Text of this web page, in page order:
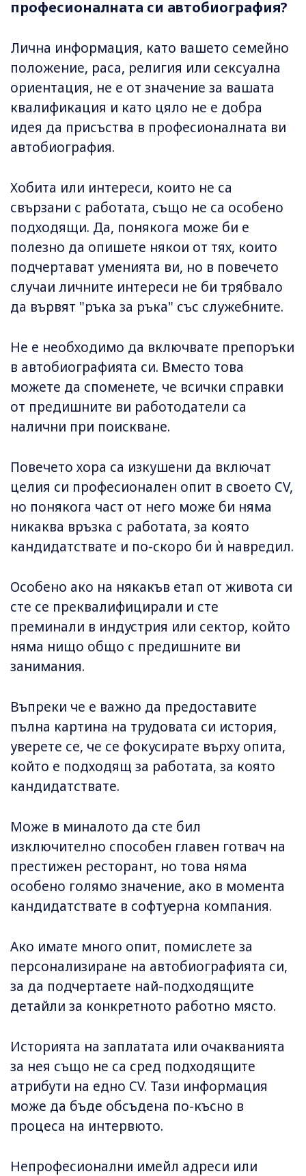
професионалната си автобиография?
Лична информация, като вашето семейно
положение, раса, религия или сексуална
ориентация, не е от значение за вашата
квалификация и като цяло не е добра
идея да присъства в професионалната ви
автобиография.
Хобита или интереси, които не са
свързани с работата, също не са особено
подходящи. Да, понякога може би е
полезно да опишете някои от тях, които
подчертават уменията ви, но в повечето
случаи личните интереси не би трябвало
да вървят "ръка за ръка" със служебните.
Не е необходимо да включвате препоръки
в автобиографията си. Вместо това
можете да споменете, че всички справки
от предишните ви работодатели са
налични при поискване.
Повечето хора са изкушени да включат
целия си професионален опит в своето CV,
но понякога част от него може би няма
никаква връзка с работата, за която
кандидатствате и по-скоро би ѝ навредил.
Особено ако на някакъв етап от живота си
сте се преквалифицирали и сте
преминали в индустрия или сектор, който
няма нищо общо с предишните ви
занимания.
Въпреки че е важно да предоставите
пълна картина на трудовата си история,
уверете се, че се фокусирате върху опита,
който е подходящ за работата, за която
кандидатствате.
Може в миналото да сте бил
изключително способен главен готвач на
престижен ресторант, но това няма
особено голямо значение, ако в момента
кандидатствате в софтуерна компания.
Ако имате много опит, помислете за
персонализиране на автобиографията си,
за да подчертаете най-подходящите
детайли за конкретното работно място.
Историята на заплатата или очакванията
за нея също не са сред подходящите
атрибути на едно CV. Тази информация
може да бъде обсъдена по-късно в
процеса на интервюто.
Непрофесионални имейл адреси или